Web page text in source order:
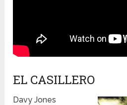
EL CASILLERO
Davy Jones